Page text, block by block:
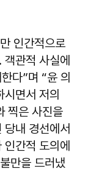
인간적으로
관적 사실에
다”며 “윤 의
면서 저의
찍은 사진을
내 경선에서
간적 도의에
만을 드러냈